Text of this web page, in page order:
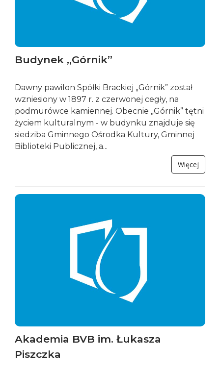
Budynek „Górnik”
Dawny pawilon Spółki Brackiej „Górnik” został
wzniesiony w 1897 r. z czerwonej cegły, na
podmurówce kamiennej. Obecnie „Górnik” tętni
życiem kulturalnym - w budynku znajduje się
siedziba Gminnego Ośrodka Kultury, Gminnej
Biblioteki Publicznej, a...
Więcej
Akademia BVB im. Łukasza
Piszczka